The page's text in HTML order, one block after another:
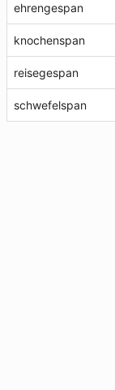
ehrengespan
knochenspan
reisegespan
schwefelspan